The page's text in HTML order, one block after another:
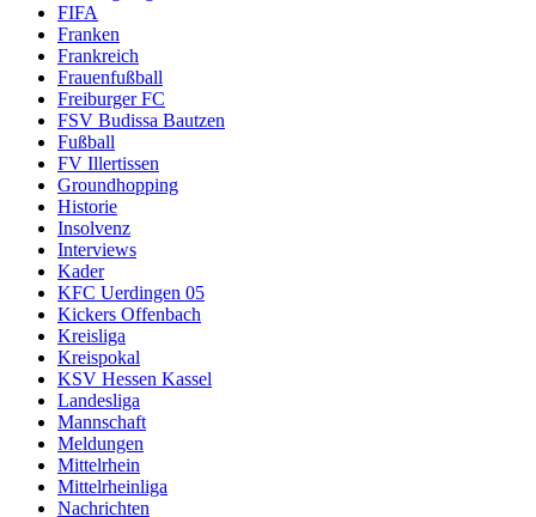
FIFA
Franken
Frankreich
Frauenfußball
Freiburger FC
FSV Budissa Bautzen
Fußball
FV Illertissen
Groundhopping
Historie
Insolvenz
Interviews
Kader
KFC Uerdingen 05
Kickers Offenbach
Kreisliga
Kreispokal
KSV Hessen Kassel
Landesliga
Mannschaft
Meldungen
Mittelrhein
Mittelrheinliga
Nachrichten